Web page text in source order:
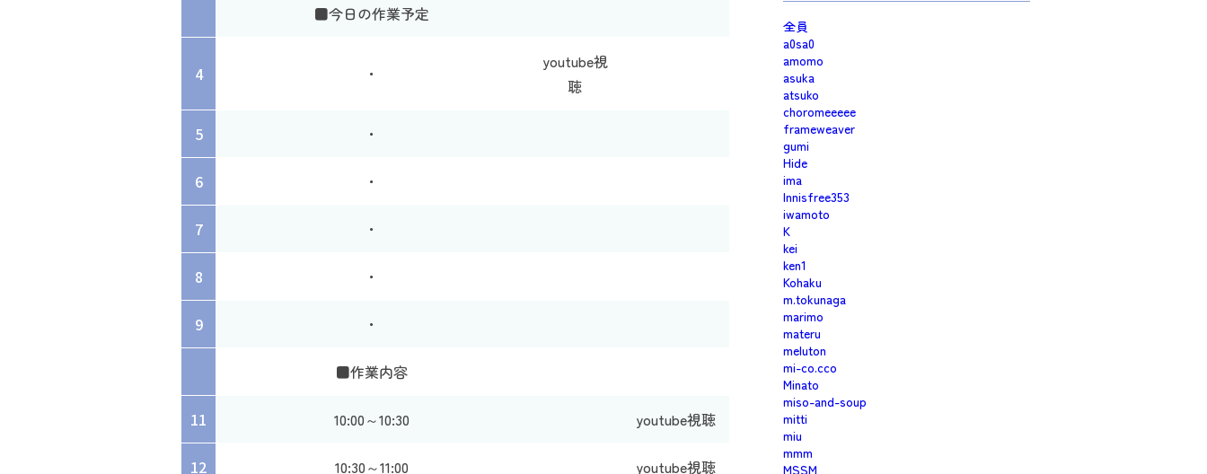
■今日の作業予定
4 ・
youtube視
聴
5 ・
6 ・
7 ・
8 ・
9 ・
■作業内容
11 10:00～10:30 youtube視聴
12 10:30～11:00 youtube視聴
全員
a0sa0
amomo
asuka
atsuko
choromeeeee
frameweaver
gumi
Hide
ima
Innisfree353
iwamoto
K
kei
ken1
Kohaku
m.tokunaga
marimo
materu
meluton
mi-co.cco
Minato
miso-and-soup
mitti
miu
mmm
MSSM